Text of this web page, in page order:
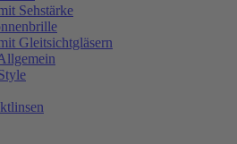
Sehstärke
Gleitsichtgläsern